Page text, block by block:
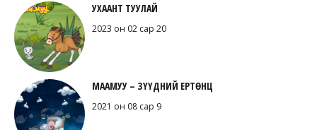
УХААНТ ТУУЛАЙ
2023 он 02 сар 20
МААМУУ – ЗҮҮДНИЙ ЕРТӨНЦ
2021 он 08 сар 9